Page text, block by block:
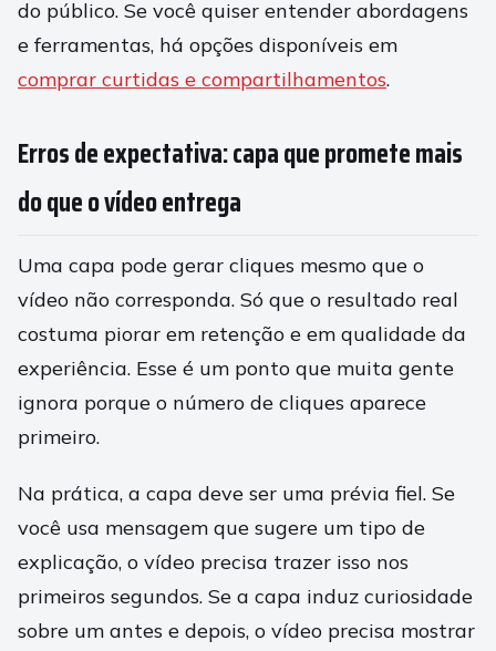
do público. Se você quiser entender abordagens
e ferramentas, há opções disponíveis em
comprar curtidas e compartilhamentos.
Erros de expectativa: capa que promete mais
do que o vídeo entrega
Uma capa pode gerar cliques mesmo que o
vídeo não corresponda. Só que o resultado real
costuma piorar em retenção e em qualidade da
experiência. Esse é um ponto que muita gente
ignora porque o número de cliques aparece
primeiro.
Na prática, a capa deve ser uma prévia fiel. Se
você usa mensagem que sugere um tipo de
explicação, o vídeo precisa trazer isso nos
primeiros segundos. Se a capa induz curiosidade
sobre um antes e depois, o vídeo precisa mostrar